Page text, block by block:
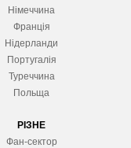
Німеччина
Франція
Нідерланди
Португалія
Туреччина
Польща
РІЗНЕ
Фан-сектор